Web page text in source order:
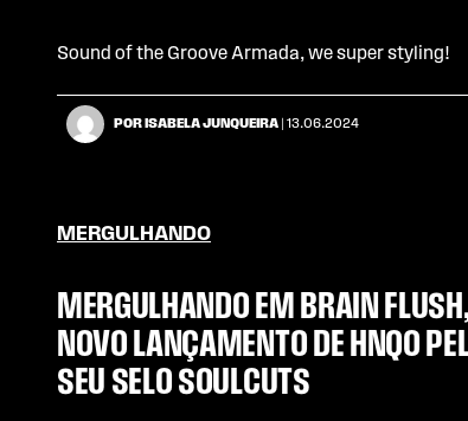
Sound of the Groove Armada, we super styling!
POR ISABELA JUNQUEIRA | 13.06.2024
MERGULHANDO
MERGULHANDO EM BRAIN
NOVO LANÇAMENTO DE HNQO
SEU SELO SOULCUTS